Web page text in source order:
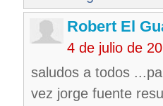
Robert El
4 de julio de
saludos a todos
vez jorge fuente